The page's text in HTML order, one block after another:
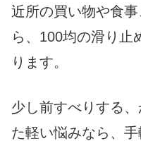
近所の買い物や食
ら、100均の滑り止
ります。
少し前すべりする
た軽い悩みなら、